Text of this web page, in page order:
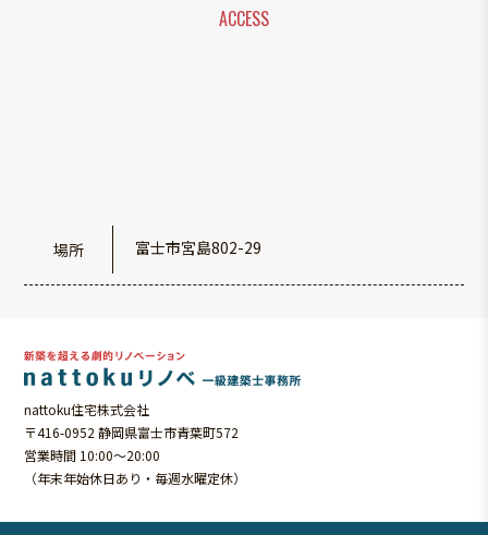
ACCESS
場所 富士市宮島802-29
nattoku住宅株式会社
〒416-0952 静岡県富士市青葉町572
営業時間 10:00～20:00
（年末年始休日あり・毎週水曜定休）